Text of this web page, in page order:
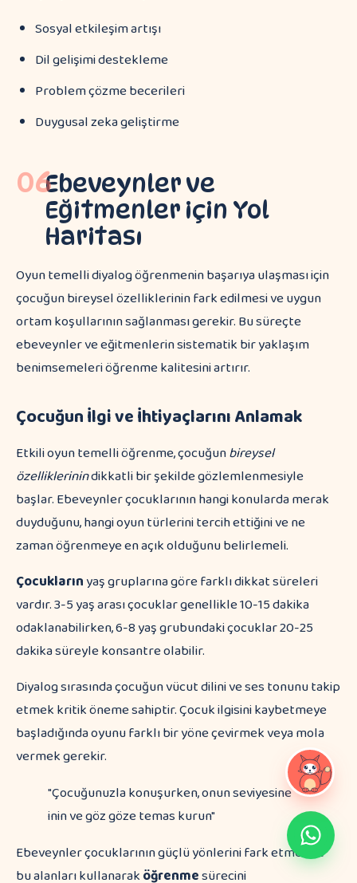
Sosyal etkileşim artışı
Dil gelişimi destekleme
Problem çözme becerileri
Duygusal zeka geliştirme
06Ebeveynler ve
Eğitmenler için Yol
Haritası
Oyun temelli diyalog öğrenmenin başarıya ulaşması için
çocuğun bireysel özelliklerinin fark edilmesi ve uygun
ortam koşullarının sağlanması gerekir. Bu süreçte
ebeveynler ve eğitmenlerin sistematik bir yaklaşım
benimsemeleri öğrenme kalitesini artırır.
Çocuğun İlgi ve İhtiyaçlarını Anlamak
Etkili oyun temelli öğrenme, çocuğunbireysel
özelliklerinindikkatli bir şekilde gözlemlenmesiyle
başlar. Ebeveynler çocuklarının hangi konularda merak
duyduğunu, hangi oyun türlerini tercih ettiğini ve ne
zaman öğrenmeye en açık olduğunu belirlemeli.
Çocuklarınyaş gruplarına göre farklı dikkat süreleri
vardır. 3-5 yaş arası çocuklar genellikle 10-15 dakika
odaklanabilirken, 6-8 yaş grubundaki çocuklar 20-25
dakika süreyle konsantre olabilir.
Diyalog sırasında çocuğun vücut dilini ve ses tonunu takip
etmek kritik öneme sahiptir. Çocuk ilgisini kaybetmeye
başladığında oyunu farklı bir yöne çevirmek veya mola
vermek gerekir.
"Çocuğunuzla konuşurken, onun seviyesine
inin ve göz göze temas kurun"
Ebeveynler çocuklarının güçlü yönlerini fark etmeli ve
bu alanları kullanaraköğrenmesürecini